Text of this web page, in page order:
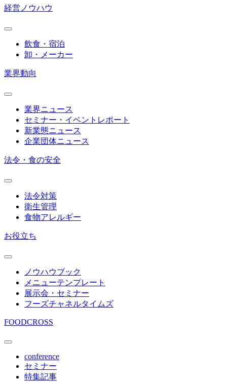
経営ノウハウ
飲食・宿泊
卸・メーカー
業界動向
業界ニュース
セミナー・イベントレポート
新業態ニュース
企業団体ニュース
法令・食の安全
法令対策
衛生管理
食物アレルギー
お役立ち
ノウハウブック
メニューテンプレート
展示会・セミナー
フーズチャネルタイムズ
FOODCROSS
conference
セミナー
特集記事